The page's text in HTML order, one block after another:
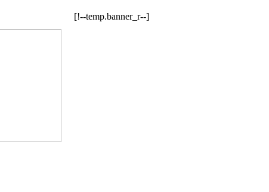
[!--temp.banner_r--]